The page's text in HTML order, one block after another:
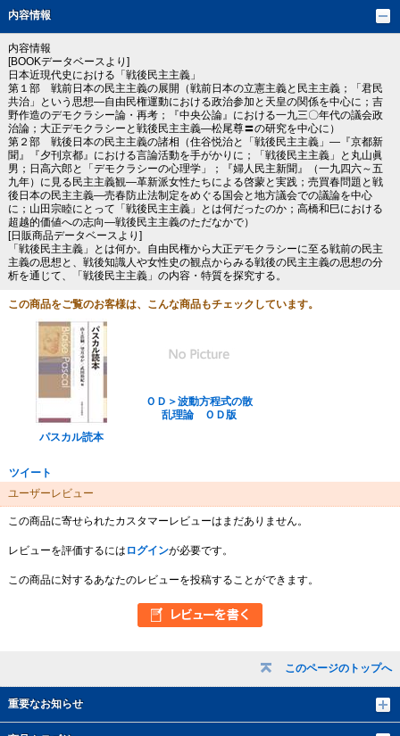
このページのトップへ
重要なお知らせ
内容情報
内容情報
[BOOKデータベースより]
日本近現代史における「戦後民主主義」
第１部 戦前日本の民主主義の展開（戦前日本の立憲主義と民主主義；「君民
共治」という思想―自由民権運動における政治参加と天皇の関係を中心に；吉
野作造のデモクラシー論・再考；『中央公論』における一九三〇年代の議会政
治論；大正デモクラシーと戦後民主主義―松尾尊〓の研究を中心に）
第２部 戦後日本の民主主義の諸相（住谷悦治と「戦後民主主義」―『京都新
聞』『夕刊京都』における言論活動を手がかりに；「戦後民主主義」と丸山眞
男；日高六郎と「デモクラシーの心理学」；『婦人民主新聞』（一九四六～五
九年）に見る民主主義観―革新派女性たちによる啓蒙と実践；売買春問題と戦
後日本の民主主義―売春防止法制定をめぐる国会と地方議会での議論を中心
に；山田宗睦にとって「戦後民主主義」とは何だったのか；高橋和巳における
超越的価値への志向―戦後民主主義のただなかで）
[日販商品データベースより]
「戦後民主主義」とは何か。自由民権から大正デモクラシーに至る戦前の民主
主義の思想と、戦後知識人や女性史の観点からみる戦後の民主主義の思想の分
析を通じて、「戦後民主主義」の内容・特質を探究する。
この商品をご覧のお客様は、こんな商品もチェックしています。
パスカル読本
ＯＤ＞波動方程式の散
乱理論 ＯＤ版
ツイート
ユーザーレビュー
この商品に寄せられたカスタマーレビューはまだありません。
レビューを評価するには ログインが必要です。
この商品に対するあなたのレビューを投稿することができます。